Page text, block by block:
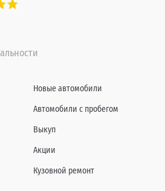
Новые автомобили
Автомобили с пробегом
Выкуп
Акции
Кузовной ремонт